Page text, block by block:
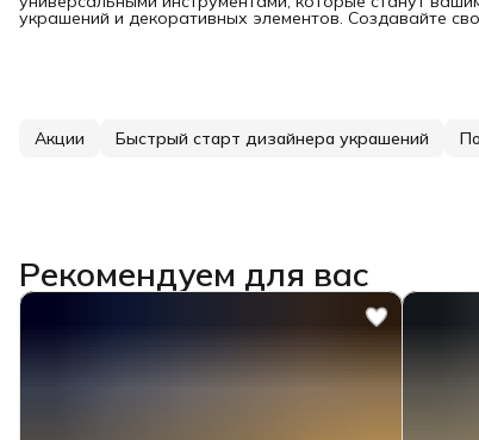
украшений и декоративных элементов. Создавайте
Акции Быстрый старт дизайнера украшений
Рекомендуем для вас